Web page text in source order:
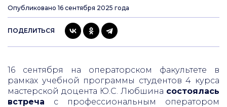
Опубликовано 16 сентября 2025 года
ПОДЕЛИТЬСЯ
16 сентября на операторском факультете в
рамках учебной программы студентов 4 курса
мастерской доцента Ю.С. Любшина состоялась
встреча с профессиональным оператором